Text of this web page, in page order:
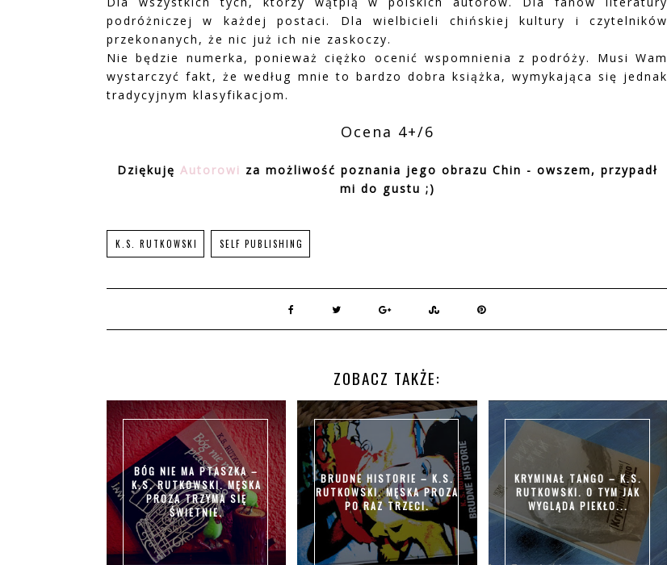
podróżniczej w każdej postaci. Dla wielbicieli chińskiej kultury i czytelników
przekonanych, że nic już ich nie zaskoczy.
Nie będzie numerka, ponieważ ciężko ocenić wspomnienia z podróży. Musi Wam
wystarczyć fakt, że według mnie to bardzo dobra książka, wymykająca się jednak
tradycyjnym klasyfikacjom.
Ocena 4+/6
Dziękuję Autorowi za możliwość poznania jego obrazu Chin - owszem, przypadł
mi do gustu ;)
K.S. RUTKOWSKI SELF PUBLISHING
ZOBACZ TAKŻE:
BÓG NIE MA PTASZKA –
K.S. RUTKOWSKI. MĘSKA
PROZA TRZYMA SIĘ
ŚWIETNIE.
BRUDNE HISTORIE – K.S.
RUTKOWSKI. MĘSKA PROZA
PO RAZ TRZECI.
KRYMINAŁ TANGO – K.S.
RUTKOWSKI. O TYM JAK
WYGLĄDA PIEKŁO...